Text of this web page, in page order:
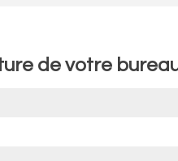
de votre